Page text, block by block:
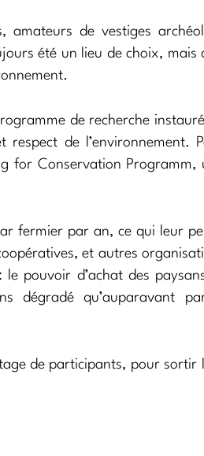
amateurs de vestiges
été un lieu de choix, mais
de recherche
de l’environnement.
for Conservation
fermier par an, ce qui leur
et autres
pouvoir d’achat des
dégradé qu’auparavant
de participants, pour sortir